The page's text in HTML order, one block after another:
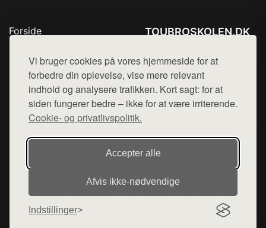
Vi bruger cookies på vores hjemmeside for at
forbedre din oplevelse, vise mere relevant
indhold og analysere trafikken. Kort sagt: for at
siden fungerer bedre – ikke for at være irriterende.
Cookie- og privatlivspolitik.
Accepter alle
Afvis ikke‑nødvendige
Indstillinger
Forside
Top Rabatter
Blog
Kontakt
TOUBROSKOLEN.DK
Mail: hej@want.dk
Cookie- og privatlivspolitik
Denne side er en del af want.dk, der udgiver en række
hjemmesider med præsentation af forskellige produkter fra
diverse webshops. Der sælges ikke varer fra denne side - vi
henviser til de shops, som sælger varen. Vi har heller ikke
varerne på lager.